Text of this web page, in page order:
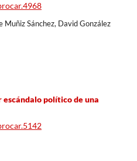
Muñiz Sánchez, David González
escándalo político de una